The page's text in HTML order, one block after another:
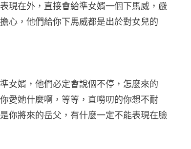
現在外，直接會給準女婿一個下馬威，嚴
心，他們給你下馬威都是出於對女兒的
婿，他們必定會說個不停，怎麼來的
愛她什麼啊，等等，直嘮叨的你想不耐
你將來的岳父，有什麼一定不能表現在臉